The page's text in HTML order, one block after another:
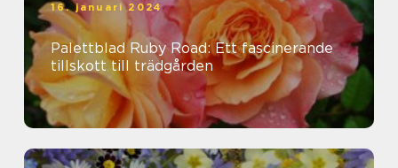
16. januari 2024
Palettblad Ruby Road: Ett fascinerande
tillskott till trädgården